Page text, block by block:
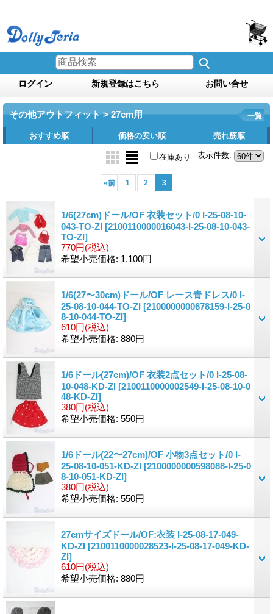
ログイン 新規登録はこちら お問い合せ
その他アウトフィット > 27cm用 一覧
おすすめ順 価格の安い順 売れ筋順
表示件数:
在庫あり
«前 1 2 3
1/6(27cm)ドール/OF 衣装セット/0 I-25-08-10-
043-TO-ZI [2100110000016043-I-25-08-10-043-
TO-ZI]
770円(税込)
希望小売価格: 1,100円
1/6(27〜30cm)ドール/OF レース青ドレス/0 I-
25-08-10-044-TO-ZI [2100000000678159-I-25-0
8-10-044-TO-ZI]
610円(税込)
希望小売価格: 880円
1/6ドール(27cm)/OF 衣装2点セット/0 I-25-08-
10-048-KD-ZI [2100110000002549-I-25-08-10-0
48-KD-ZI]
380円(税込)
希望小売価格: 550円
1/6ドール(22〜27cm)/OF 小物3点セット/0 I-
25-08-10-051-KD-ZI [2100000000598088-I-25-0
8-10-051-KD-ZI]
380円(税込)
希望小売価格: 550円
27cmサイズドール/OF:衣装 I-25-08-17-049-
KD-ZI [2100110000028523-I-25-08-17-049-KD-
ZI]
610円(税込)
希望小売価格: 880円